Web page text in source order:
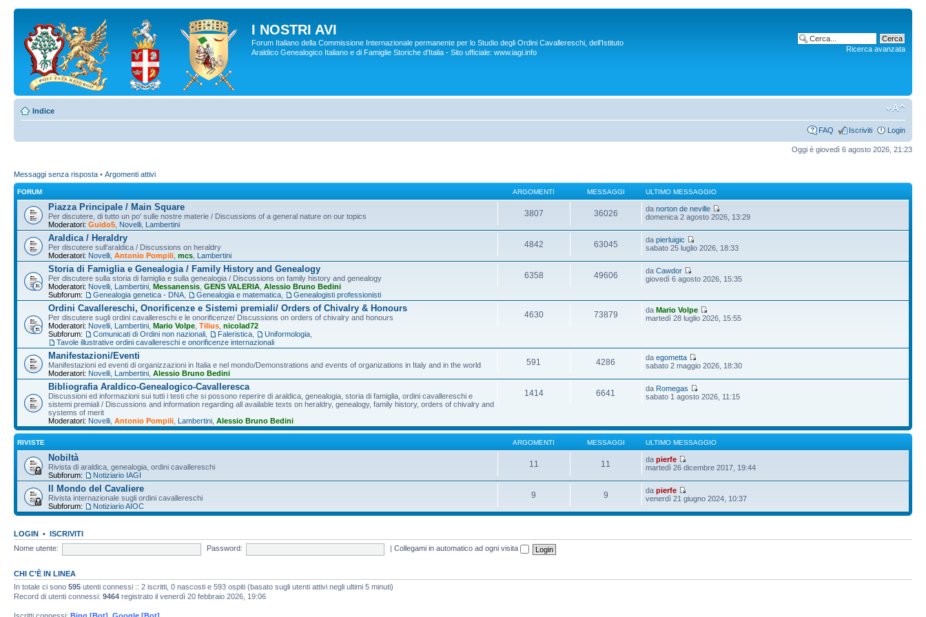
I NOSTRI AVI
Forum Italiano della Commissione Internazionale permanente per lo Studio degli Ordini Cavallereschi, dell’Istituto
Araldico Genealogico Italiano e di Famiglie Storiche d'Italia - Sito ufficiale: www.iagi.info
Ricerca avanzata
Indice
FAQ Iscriviti Login
Oggi è giovedì 6 agosto 2026, 21:23
Messaggi senza risposta • Argomenti attivi
FORUM ARGOMENTI MESSAGGI ULTIMO MESSAGGIO
Piazza Principale / Main Square
Per discutere, di tutto un po' sulle nostre materie / Discussions of a general nature on our topics
Moderatori: Guido5 Novelli Lambertini
3807 36026 danorton de neville
domenica 2 agosto 2026, 13:29
Araldica / Heraldry
Per discutere sull'araldica / Discussions on heraldry
Moderatori: Novelli Antonio Pompili mcs Lambertini
4842 63045 dapierluigic
sabato 25 luglio 2026, 18:33
Storia di Famiglia e Genealogia / Family History and Genealogy
Per discutere sulla storia di famiglia e sulla genealogia / Discussions on family history and genealogy
Moderatori: Novelli Lambertini Messanensis GENS VALERIA Alessio Bruno Bedini
Subforum:
Genealogia genetica - DNA Genealogia e matematica Genealogisti professionisti
6358 49606 daCawdor
giovedì 6 agosto 2026, 15:35
Ordini Cavallereschi, Onorificenze e Sistemi premiali/ Orders of Chivalry & Honours
Per discutere sugli ordini cavallereschi e le onorificenze/ Discussions on orders of chivalry and honours
Moderatori: Novelli Lambertini Mario Volpe Tilius nicolad72
Subforum:
Comunicati di Ordini non nazionali Faleristica Uniformologia
Tavole illustrative ordini cavallereschi e onorificenze internazionali
4630 73879 daMario Volpe
martedì 28 luglio 2026, 15:55
Manifestazioni/Eventi
Manifestazioni ed eventi di organizzazioni in Italia e nel mondo/Demonstrations and events of organizations in Italy and in the world
Moderatori: Novelli Lambertini Alessio Bruno Bedini
591 4286 daegometta
sabato 2 maggio 2026, 18:30
Bibliografia Araldico-Genealogico-Cavalleresca
Discussioni ed informazioni sui tutti i testi che si possono reperire di araldica, genealogia, storia di famiglia, ordini cavallereschi e
sistemi premiali / Discussions and information regarding all available texts on heraldry, genealogy, family history, orders of chivalry and
systems of merit
Moderatori: Novelli Antonio Pompili Lambertini Alessio Bruno Bedini
1414 6641 da Romegas
sabato 1 agosto 2026, 11:15
RIVISTE ARGOMENTI MESSAGGI ULTIMO MESSAGGIO
Nobiltà
Rivista di araldica, genealogia, ordini cavallereschi
Subforum:
Notiziario IAGI
11 11 dapierfe
martedì 26 dicembre 2017, 19:44
Il Mondo del Cavaliere
Rivista internazionale sugli ordini cavallereschi
Subforum:
Notiziario AIOC
9 9 dapierfe
venerdì 21 giugno 2024, 10:37
LOGIN • ISCRIVITI
Nome utente:
Password: |Collegami in automatico ad ogni visita
CHI C’È IN LINEA
In totale ci sono 595 utenti connessi :: 2 iscritti, 0 nascosti e 593 ospiti (basato sugli utenti attivi negli ultimi 5 minuti)
Record di utenti connessi: 9464 registrato il venerdì 20 febbraio 2026, 19:06
Iscritti connessi: Bing [Bot] Google [Bot]